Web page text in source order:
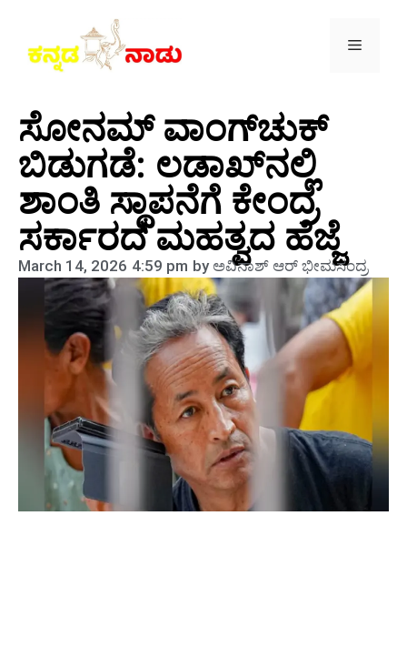
ಸೋನಮ್ ವಾಂಗ್‌ಚುಕ್
ಬಿಡುಗಡೆ: ಲಡಾಖ್‌ನಲ್ಲಿ
ಶಾಂತಿ ಸ್ಥಾಪನೆಗೆ ಕೇಂದ್ರ
ಸರ್ಕಾರದ ಮಹತ್ವದ ಹೆಜ್ಜೆ
March 14, 2026 4:59 pm byಅವಿನಾಶ್‌ ಆರ್‌ ಭೀಮಸಂದ್ರ